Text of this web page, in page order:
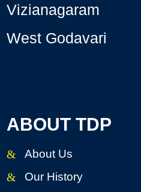
Vizianagaram
West Godavari
ABOUT TDP
About Us
Our History